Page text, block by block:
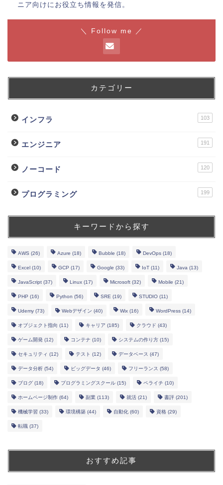
ニア向けにお役立ち情報を発信。
＼ Follow me ／
カテゴリー
インフラ 103
エンジニア 191
ノーコード 120
プログラミング 199
キーワードから探す
AWS (26) Azure (18) Bubble (18) DevOps (18)
Excel (10) GCP (17) Google (33) IoT (11) Java (13)
JavaScript (37) Linux (17) Microsoft (32) Mobile (21)
PHP (16) Python (56) SRE (19) STUDIO (11)
Udemy (73) Webデザイン (40) Wix (16) WordPress (14)
オブジェクト指向 (11) キャリア (185) クラウド (43)
ゲーム開発 (12) コンテナ (10) システムの作り方 (15)
セキュリティ (12) テスト (12) データベース (47)
データ分析 (54) ビッグデータ (46) フリーランス (58)
ブログ (18) プログラミングスクール (15) ペライチ (10)
ホームページ制作 (64) 副業 (113) 就活 (21) 書評 (201)
機械学習 (33) 環境構築 (44) 自動化 (60) 資格 (29)
転職 (37)
おすすめ記事